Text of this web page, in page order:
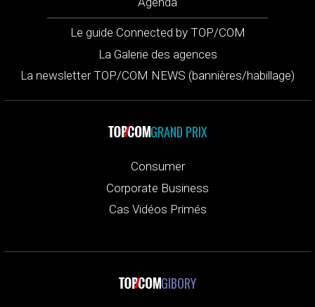
Le guide Connected by TOP/COM
La Galerie des agences
La newsletter TOP/COM NEWS (bannières/habillage)
GRAND PRIX
Consumer
Corporate Business
Cas Vidéos Primés
GIBORY